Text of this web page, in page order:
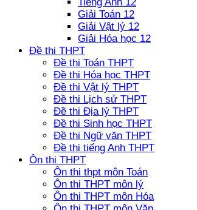
Tiếng Anh 12
Giải Toán 12
Giải Vật lý 12
Giải Hóa học 12
Đề thi THPT
Đề thi Toán THPT
Đề thi Hóa học THPT
Đề thi Vật lý THPT
Đề thi Lịch sử THPT
Đề thi Địa lý THPT
Đề thi Sinh học THPT
Đề thi Ngữ văn THPT
Đề thi tiếng Anh THPT
Ôn thi THPT
Ôn thi thpt môn Toán
Ôn thi THPT môn lý
Ôn thi THPT môn Hóa